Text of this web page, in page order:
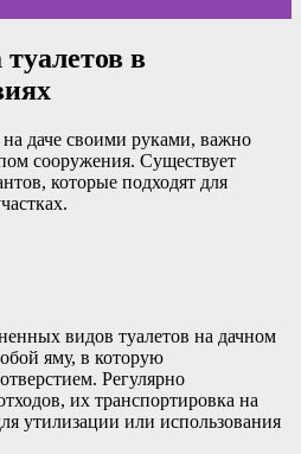
в
на даче своими руками, важно
сооружения. Существует
которые подходят для
видов туалетов на дачном
яму, в которую
Регулярно
их транспортировка на
утилизации или использования